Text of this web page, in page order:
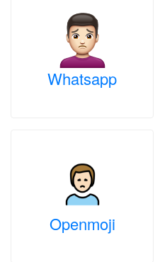
Whatsapp
Openmoji